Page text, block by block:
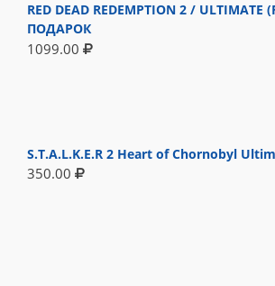
RED DEAD REDEMPTION 2 / ULTIMATE
ПОДАРОК
1099.00
S.T.A.L.K.E.R 2 Heart of Chornobyl
350.00